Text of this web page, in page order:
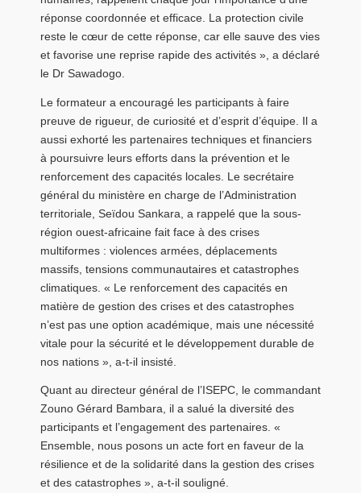
réponse coordonnée et efficace. La protection civile
reste le cœur de cette réponse, car elle sauve des vies
et favorise une reprise rapide des activités », a déclaré
le Dr Sawadogo.
Le formateur a encouragé les participants à faire
preuve de rigueur, de curiosité et d’esprit d’équipe. Il a
aussi exhorté les partenaires techniques et financiers
à poursuivre leurs efforts dans la prévention et le
renforcement des capacités locales. Le secrétaire
général du ministère en charge de l’Administration
territoriale, Seïdou Sankara, a rappelé que la sous-
région ouest-africaine fait face à des crises
multiformes : violences armées, déplacements
massifs, tensions communautaires et catastrophes
climatiques. « Le renforcement des capacités en
matière de gestion des crises et des catastrophes
n’est pas une option académique, mais une nécessité
vitale pour la sécurité et le développement durable de
nos nations », a-t-il insisté.
Quant au directeur général de l’ISEPC, le commandant
Zouno Gérard Bambara, il a salué la diversité des
participants et l’engagement des partenaires. «
Ensemble, nous posons un acte fort en faveur de la
résilience et de la solidarité dans la gestion des crises
et des catastrophes », a-t-il souligné.